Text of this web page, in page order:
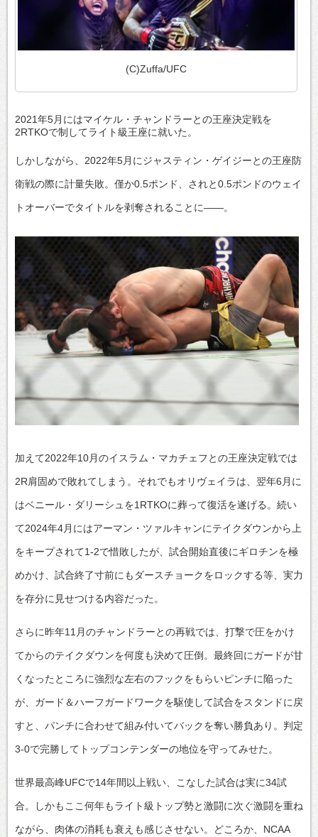
(C)Zuffa/UFC
2021年5月にはマイケル・チャンドラーとの王座決定戦を
2RTKOで制してライト級王座に就いた。
しかしながら、2022年5月にジャスティン・ゲイジーとの王座防
衛戦の際に計量失敗。僅か0.5ポンド、されと0.5ポンドのウェイ
トオーバーでタイトルを剥奪されることに――。
加えて2022年10月のイスラム・マカチェフとの王座決定戦では
2R肩固めで敗れてしまう。それでもオリヴェイラは、翌年6月に
はベニール・ダリーシュを1RTKOに葬って復活を遂げる。続い
て2024年4月にはアーマン・ツァルキャンにテイクダウンから上
をキープされて1-2で惜敗したが、試合開始直後にギロチンを極
めかけ、試合終了寸前にもダースチョークをロックする等、実力
を存分に見せつける内容だった。
さらに昨年11月のチャンドラーとの再戦では、打撃で圧をかけ
てからのテイクダウンを何度も決めて圧倒。最終回にガードが甘
くなったところに強烈な左右のフックをもらいピンチに陥った
が、ガード＆ハーフガードワークを駆使して試合をスタンドに戻
すと、パンチに合わせて組み付いてバックを奪い勝負あり。判定
3-0で完勝してトップコンテンダーの地位を守ってみせた。
世界最高峰UFCで14年間以上戦い、こなした試合は実に34試
合。しかもここ何年もライト級トップ勢と激闘に次ぐ激闘を重ね
ながら、肉体の消耗も衰えも感じさせない。どころか、NCAA